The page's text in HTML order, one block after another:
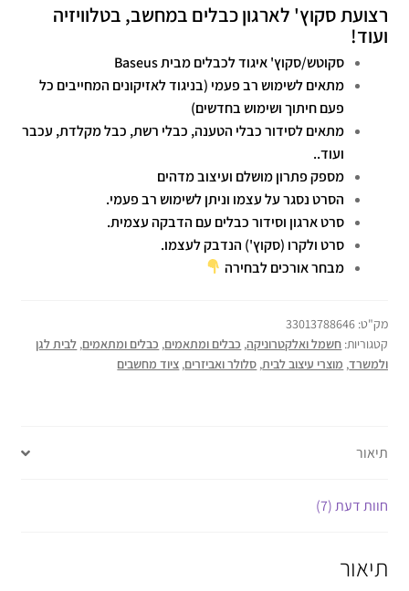
רצועת סקוץ' לארגון כבלים במחשב, בטלוויזיה
ועוד!
סקוטש/סקוץ' איגוד לכבלים מבית Baseus
מתאים לשימוש רב פעמי (בניגוד לאזיקונים המחייבים כל
פעם חיתוך ושימוש בחדשים)
מתאים לסידור כבלי הטענה, כבלי רשת, כבל מקלדת, עכבר
ועוד..
מספק פתרון מושלם ועיצוב מדהים
הסרט נסגר על עצמו וניתן לשימוש רב פעמי.
סרט ארגון וסידור כבלים עם הדבקה עצמית.
סרט ולקרו (סקוץ') הנדבק לעצמו.
מבחר אורכים לבחירה
מק"ט: 33013788646
קטגוריות: חשמל ואלקטרוניקה, כבלים ומתאמים, כבלים ומתאמים, לבית לגן
ולמשרד, מוצרי עיצוב לבית, סלולר ואביזרים, ציוד מחשבים
תיאור
חוות דעת (7)
תיאור